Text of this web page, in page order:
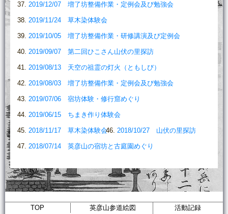
2019/12/07 増了坊整備作業・定例会及び勉強会
2019/11/24 草木染体験会
2019/10/05 増了坊整備作業・研修講演及び定例会
2019/09/07 第二回ひこさん山伏の里探訪
2019/08/13 天空の祖霊の灯火（ともしび）
2019/08/03 増了坊整備作業・定例会及び勉強会
2019/07/06 宿坊体験・修行窟めぐり
2019/06/15 ちまき作り体験会
2018/11/17 草木染体験会 2018/10/27 山伏の里探訪
2018/07/14 英彦山の宿坊と古庭園めぐり
TOP 英彦山参道絵図 活動記録